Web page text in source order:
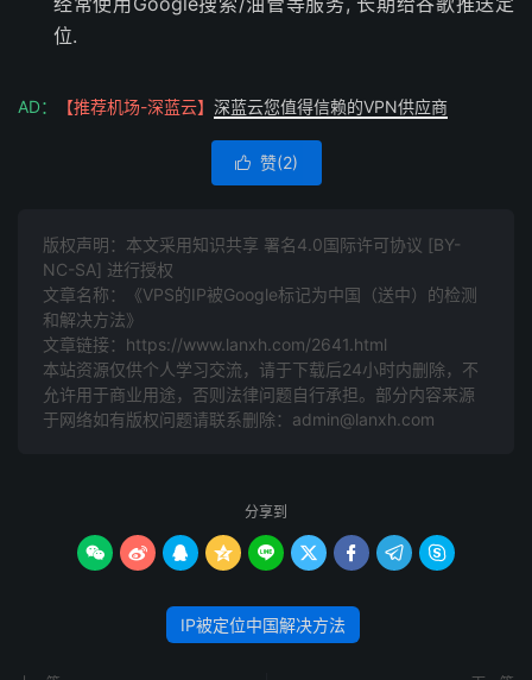
位.
AD： 【推荐机场-深蓝云】 深蓝云您值得信赖的VPN供应商
 赞(2)
版权声明：本文采用知识共享 署名4.0国际许可协议 [BY-
NC-SA] 进行授权
文章名称：《VPS的IP被Google标记为中国（送中）的检测
和解决方法》
文章链接： https://www.lanxh.com/2641.html
本站资源仅供个人学习交流，请于下载后24小时内删除，不
允许用于商业用途，否则法律问题自行承担。部分内容来源
于网络如有版权问题请联系删除：admin@lanxh.com
分享到
        
IP被定位中国解决方法